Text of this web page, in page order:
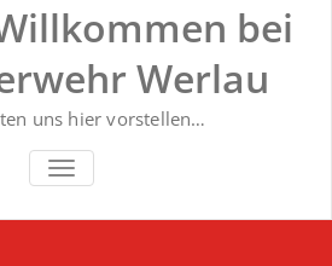
bei
Werlau
uns hier vorstellen…
NAVIGATION UMSCHALTEN